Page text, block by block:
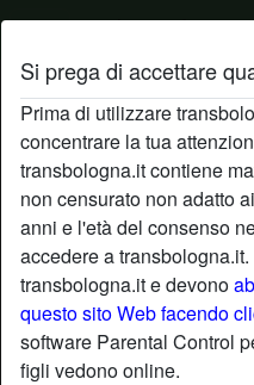
Si prega di accettare
Prima di utilizzare
concentrare la tua
transbologna.it contiene
non censurato non adatto
anni e l'età del consenso
accedere a
transbologna.it e devono
questo sito Web facendo
software Parental Control
figli vedono online.
Profilo di maga